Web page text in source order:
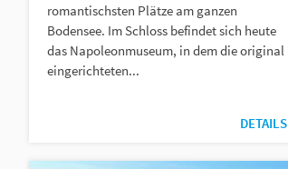
romantischsten Plätze am ganzen
Bodensee. Im Schloss befindet sich heute
das Napoleonmuseum, in dem die original
eingerichteten...
DETAILS